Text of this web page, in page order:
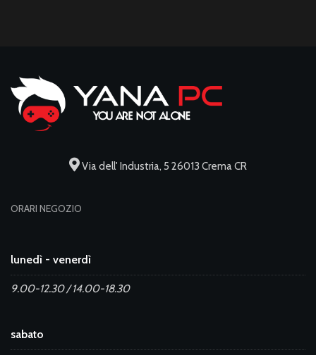
Via dell' Industria, 5 26013 Crema CR
ORARI NEGOZIO
lunedì - venerdì
9.00-12.30 / 14.00-18.30
sabato